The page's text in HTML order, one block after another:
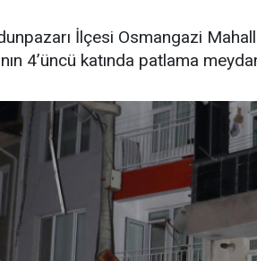
İlçesi Osmangazi
4’üncü katında patlama